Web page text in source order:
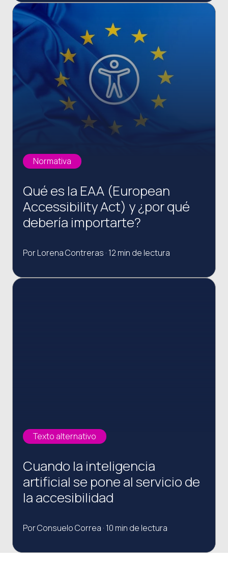
Normativa
Qué es la EAA (European
Accessibility Act) y ¿por qué
debería importarte?
Por Lorena Contreras · 12 min de lectura
Texto alternativo
Cuando la inteligencia
artificial se pone al servicio de
la accesibilidad
Por Consuelo Correa · 10 min de lectura